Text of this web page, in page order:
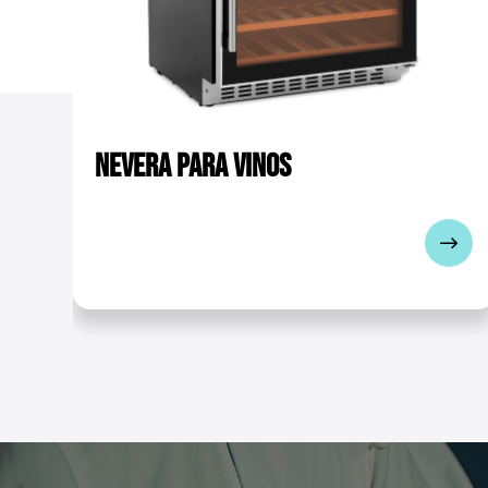
Refrigerante - Agente
Potencia sonora [dB]
Dimensiones (LxAxA)
Dimensiones de envío
Nevera para vinos